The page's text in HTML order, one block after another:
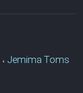
، Jemima Toms